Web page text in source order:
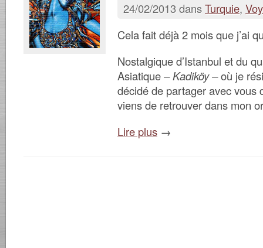
24/02/2013 dansTurquie,
Cela fait déjà 2 mois que j’ai
Nostalgique d’Istanbul et du
Asiatique– Kadiköy –où je
décidé de partager avec vous
viens de retrouver dans mon
Lire plus →